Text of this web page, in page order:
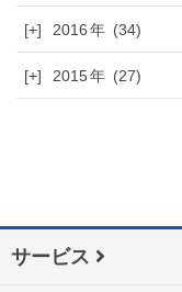
[+] 2016 (34)
[+] 2015 (27)
サービス